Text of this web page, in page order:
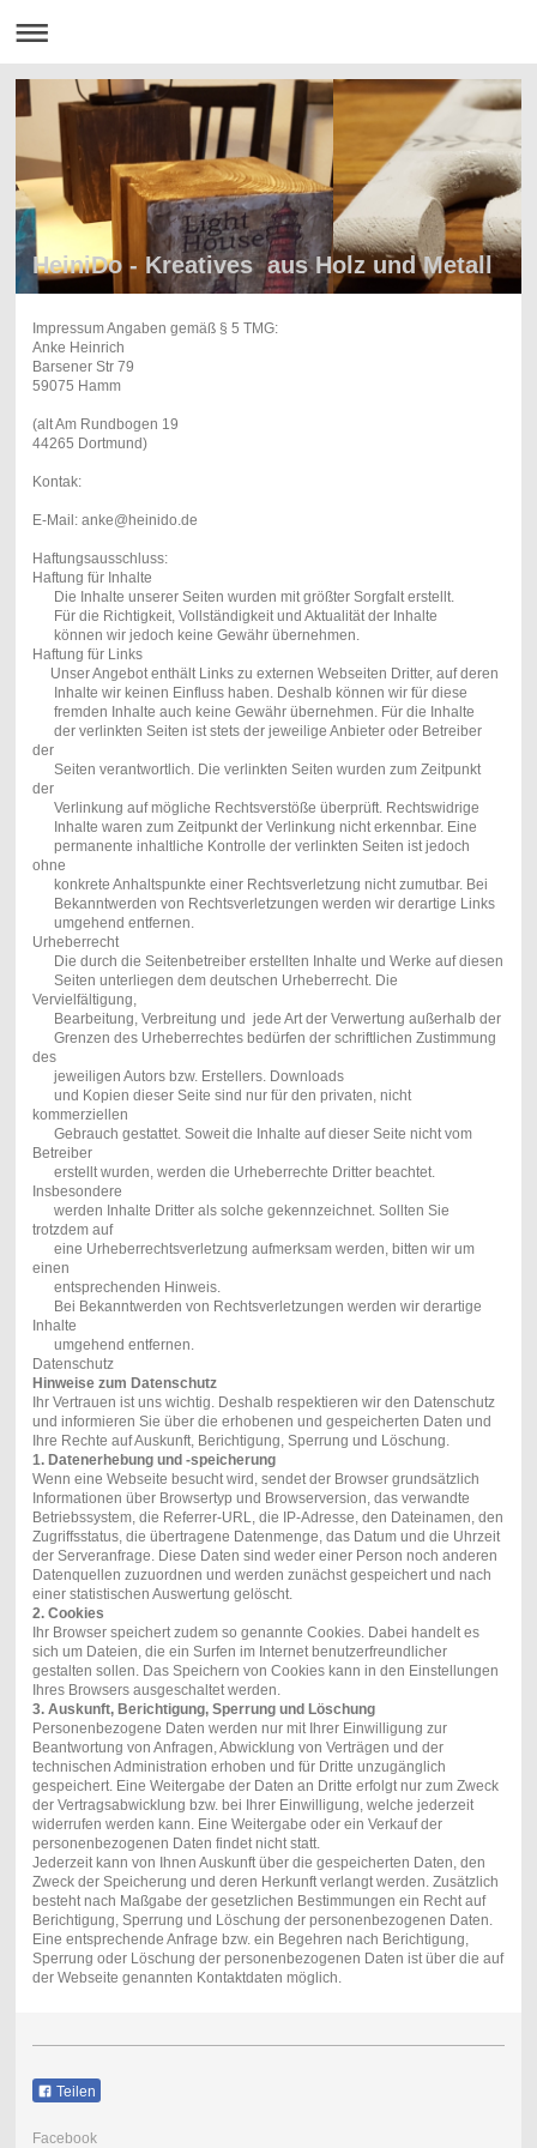
HeiniDo - Kreatives aus Holz und Metall
Impressum Angaben gemäß § 5 TMG:
Anke Heinrich
Barsener Str 79
59075 Hamm
(alt Am Rundbogen 19
44265 Dortmund)
Kontak:
E-Mail: anke@heinido.de
Haftungsausschluss:
Haftung für Inhalte
Die Inhalte unserer Seiten wurden mit größter Sorgfalt erstellt.
Für die Richtigkeit, Vollständigkeit und Aktualität der Inhalte
können wir jedoch keine Gewähr übernehmen.
Haftung für Links
Unser Angebot enthält Links zu externen Webseiten Dritter, auf deren
Inhalte wir keinen Einfluss haben. Deshalb können wir für diese
fremden Inhalte auch keine Gewähr übernehmen. Für die Inhalte
der verlinkten Seiten ist stets der jeweilige Anbieter oder Betreiber
der
Seiten verantwortlich. Die verlinkten Seiten wurden zum Zeitpunkt
der
Verlinkung auf mögliche Rechtsverstöße überprüft. Rechtswidrige
Inhalte waren zum Zeitpunkt der Verlinkung nicht erkennbar. Eine
permanente inhaltliche Kontrolle der verlinkten Seiten ist jedoch
ohne
konkrete Anhaltspunkte einer Rechtsverletzung nicht zumutbar. Bei
Bekanntwerden von Rechtsverletzungen werden wir derartige Links
umgehend entfernen.
Urheberrecht
Die durch die Seitenbetreiber erstellten Inhalte und Werke auf diesen
Seiten unterliegen dem deutschen Urheberrecht. Die
Vervielfältigung,
Bearbeitung, Verbreitung und jede Art der Verwertung außerhalb der
Grenzen des Urheberrechtes bedürfen der schriftlichen Zustimmung
des
jeweiligen Autors bzw. Erstellers. Downloads
und Kopien dieser Seite sind nur für den privaten, nicht
kommerziellen
Gebrauch gestattet. Soweit die Inhalte auf dieser Seite nicht vom
Betreiber
erstellt wurden, werden die Urheberrechte Dritter beachtet.
Insbesondere
werden Inhalte Dritter als solche gekennzeichnet. Sollten Sie
trotzdem auf
eine Urheberrechtsverletzung aufmerksam werden, bitten wir um
einen
entsprechenden Hinweis.
Bei Bekanntwerden von Rechtsverletzungen werden wir derartige
Inhalte
umgehend entfernen.
Datenschutz
Hinweise zum Datenschutz
Ihr Vertrauen ist uns wichtig. Deshalb respektieren wir den Datenschutz
und informieren Sie über die erhobenen und gespeicherten Daten und
Ihre Rechte auf Auskunft, Berichtigung, Sperrung und Löschung.
1. Datenerhebung und -speicherung
Wenn eine Webseite besucht wird, sendet der Browser grundsätzlich
Informationen über Browsertyp und Browserversion, das verwandte
Betriebssystem, die Referrer-URL, die IP-Adresse, den Dateinamen, den
Zugriffsstatus, die übertragene Datenmenge, das Datum und die Uhrzeit
der Serveranfrage. Diese Daten sind weder einer Person noch anderen
Datenquellen zuzuordnen und werden zunächst gespeichert und nach
einer statistischen Auswertung gelöscht.
2. Cookies
Ihr Browser speichert zudem so genannte Cookies. Dabei handelt es
sich um Dateien, die ein Surfen im Internet benutzerfreundlicher
gestalten sollen. Das Speichern von Cookies kann in den Einstellungen
Ihres Browsers ausgeschaltet werden.
3. Auskunft, Berichtigung, Sperrung und Löschung
Personenbezogene Daten werden nur mit Ihrer Einwilligung zur
Beantwortung von Anfragen, Abwicklung von Verträgen und der
technischen Administration erhoben und für Dritte unzugänglich
gespeichert. Eine Weitergabe der Daten an Dritte erfolgt nur zum Zweck
der Vertragsabwicklung bzw. bei Ihrer Einwilligung, welche jederzeit
widerrufen werden kann. Eine Weitergabe oder ein Verkauf der
personenbezogenen Daten findet nicht statt.
Jederzeit kann von Ihnen Auskunft über die gespeicherten Daten, den
Zweck der Speicherung und deren Herkunft verlangt werden. Zusätzlich
besteht nach Maßgabe der gesetzlichen Bestimmungen ein Recht auf
Berichtigung, Sperrung und Löschung der personenbezogenen Daten.
Eine entsprechende Anfrage bzw. ein Begehren nach Berichtigung,
Sperrung oder Löschung der personenbezogenen Daten ist über die auf
der Webseite genannten Kontaktdaten möglich.
Teilen
Facebook